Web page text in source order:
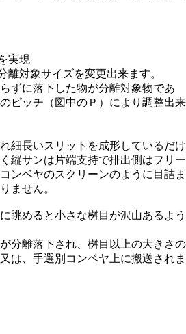
実現
離対象サイズを変更出来ます。
ずに落下した物が分離対象物であ
ピッチ（図中のＰ）により調整出来
細長いスリットを成形しているだけ
縦サンは片端支持で排出側はフリー
ンベヤのスクリーンのように目詰ま
ません。
眺めると小さな桝目が沢山あるよう
分離落下され、桝目以上の大きさの
は、手選別コンベヤ上に搬送されま